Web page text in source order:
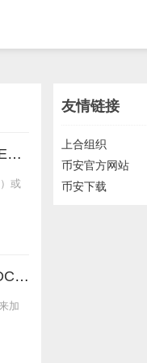
BNB智能链交易竞赛：在币安Alpha平台交易BANK、AGT、REX、PUFFER 和 FHE，分享 420 万美元等值奖励
或
币安Launchpool上线Huma Finance（HUMA）,使用BNB、FDUSD和USDC获得HUMA
加
友情链接
上合组织
币安官方网站
币安下载